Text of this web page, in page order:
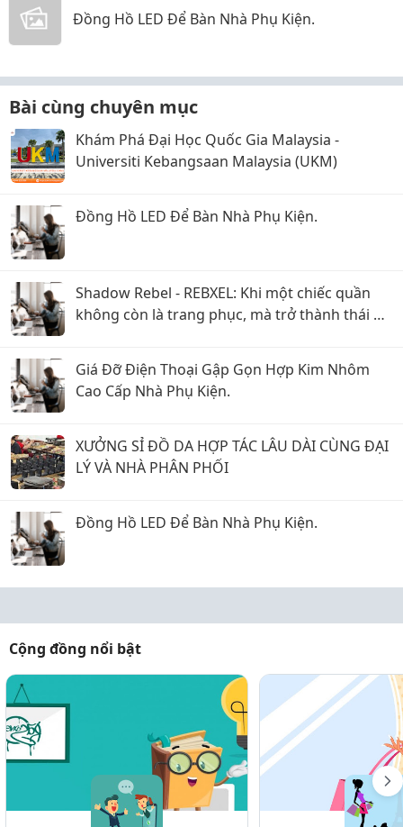
Đồng Hồ LED Để Bàn Nhà Phụ Kiện.
Bài cùng chuyên mục
Khám Phá Đại Học Quốc Gia Malaysia -
Universiti Kebangsaan Malaysia (UKM)
Đồng Hồ LED Để Bàn Nhà Phụ Kiện.
Shadow Rebel - REBXEL: Khi một chiếc quần
không còn là trang phục, mà trở thành thái độ
Giá Đỡ Điện Thoại Gập Gọn Hợp Kim Nhôm
Cao Cấp Nhà Phụ Kiện.
XƯỞNG SỈ ĐỒ DA HỢP TÁC LÂU DÀI CÙNG ĐẠI
LÝ VÀ NHÀ PHÂN PHỐI
Đồng Hồ LED Để Bàn Nhà Phụ Kiện.
Cộng đồng nổi bật